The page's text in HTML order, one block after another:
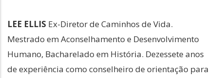
LEE ELLIS Ex-Diretor de Caminhos de Vida.
Mestrado em Aconselhamento e Desenvolvimento
Humano, Bacharelado em História. Dezessete anos
de experiência como conselheiro de orientação para